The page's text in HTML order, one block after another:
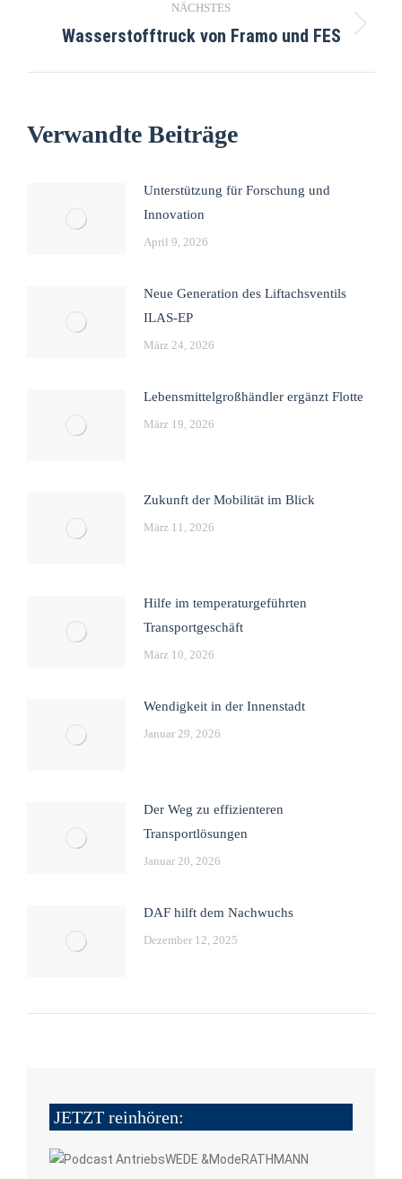
NÄCHSTES
Wasserstofftruck von Framo und FES
Verwandte Beiträge
Unterstützung für Forschung und
Innovation
April 9, 2026
Neue Generation des Liftachsventils
ILAS-EP
März 24, 2026
Lebensmittelgroßhändler ergänzt Flotte
März 19, 2026
Zukunft der Mobilität im Blick
März 11, 2026
Hilfe im temperaturgeführten
Transportgeschäft
März 10, 2026
Wendigkeit in der Innenstadt
Januar 29, 2026
Der Weg zu effizienteren
Transportlösungen
Januar 20, 2026
DAF hilft dem Nachwuchs
Dezember 12, 2025
JETZT reinhören: